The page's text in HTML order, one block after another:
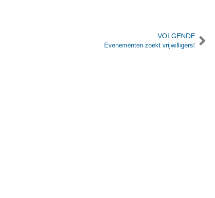
VOLGENDE
Evenementen zoekt vrijwilligers!